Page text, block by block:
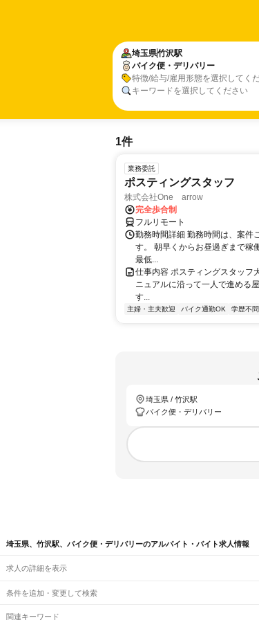
埼玉県竹沢駅
バイク便・デリバリー
特徴/給与/雇用形態を選択してく
キーワードを選択してください
1件
業務委託
ポスティングスタッフ
株式会社One arrow
完全歩合制
フルリモート
勤務時間詳細 勤務時間は、案件
す。 朝早くからお昼過ぎまで稼
最低...
仕事内容 ポスティングスタッフ
ニュアルに沿って一人で進める
す...
主婦・主夫歓迎 バイク通勤OK 学歴不問
埼玉県 / 竹沢駅
バイク便・デリバリー
埼玉県、竹沢駅、バイク便・デリバリーのアルバイト・バイト求人情報
求人の詳細を表示
条件を追加・変更して検索
市区町村を追加・変更
関連キーワード